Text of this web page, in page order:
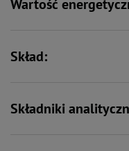
Zawiera zestaw witamin i
mineralnych
Wartość
Skład:
Składniki